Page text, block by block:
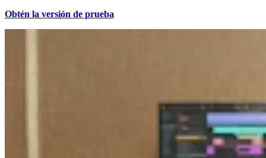
Obtén la versión de prueba